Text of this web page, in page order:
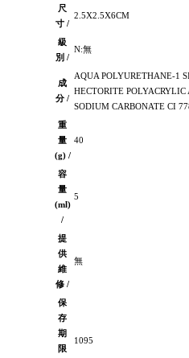
尺
寸 /
2.5X2.5X6CM
級
別 /
N:無
成
分 /
AQUA POLYURETHANE-1
HECTORITE
SODIUM CARBONATE CI
重
量
(g) /
40
容
量
(ml)
/
5
提
供
維
修 /
無
保
存
期
限
1095